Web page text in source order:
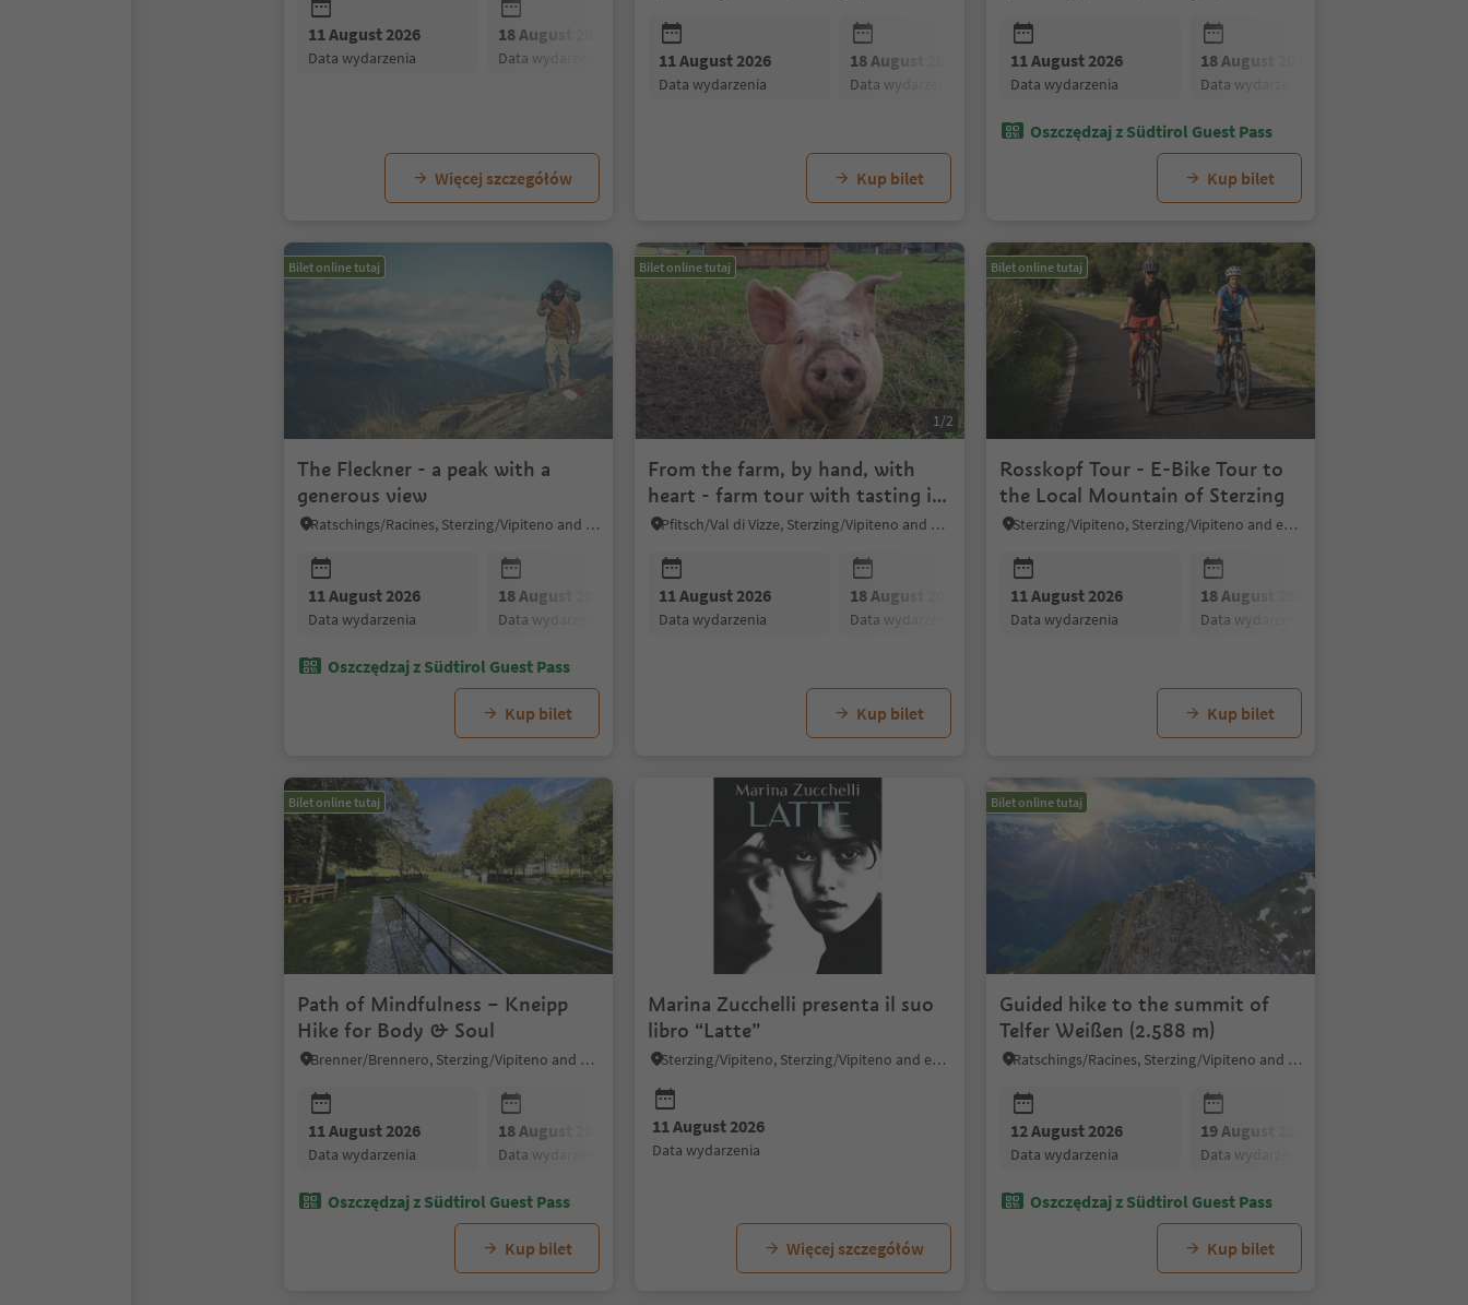
11 August 2026
data wydarzenia
18 August 2026
data wydarzenia data wydarzenia
Więcej szczegółów
11 August 2026
data wydarzenia
18 August 2026
data wydarzenia
25 August 2026
data wydarzenia
01 September 2026
data wydarzenia
Kup bilet
11 August 2026
data wydarzenia
18 August 2026
data wydarzenia
Oszczędzaj z Südtirol Guest Pass
Kup bilet
Bilet online tutaj
The Fleckner - a peak with a
generous view
Ratschings/Racines, Sterzing/Vipiteno and environs
11 August 2026
data wydarzenia
18 August 2026
data wydarzenia
25 August 2026
data wydarzenia
01 September 2026
data wydarzenia
08 September 2026
data wydarzenia
Oszczędzaj z Südtirol Guest Pass
Kup bilet
Bilet online tutaj
1/2
From the farm, by hand, with
heart - farm tour with tasting in
Pfitsch
Pfitsch/Val di Vizze, Sterzing/Vipiteno and environs
11 August 2026
data wydarzenia
18 August 2026
data wydarzenia
25 August 2026
data wydarzenia
01 September 2026
data wydarzenia
Kup bilet
Bilet online tutaj
Rosskopf Tour - E-Bike Tour to
the Local Mountain of Sterzing
Sterzing/Vipiteno, Sterzing/Vipiteno and environs
11 August 2026
data wydarzenia
18 August 2026
data wydarzenia
Kup bilet
Bilet online tutaj
Path of Mindfulness – Kneipp
Hike for Body & Soul
Brenner/Brennero, Sterzing/Vipiteno and environs
11 August 2026
data wydarzenia
18 August 2026
data wydarzenia
25 August 2026
data wydarzenia
01 September 2026 08 September 2026
data wydarzenia
Oszczędzaj z Südtirol Guest Pass
Kup bilet
Marina Zucchelli presenta il suo
libro “Latte”
Sterzing/Vipiteno, Sterzing/Vipiteno and environs
11 August 2026
data wydarzenia
Więcej szczegółów
Bilet online tutaj
Guided hike to the summit of
Telfer Weißen (2.588 m)
Ratschings/Racines, Sterzing/Vipiteno and environs
12 August 2026
data wydarzenia
19 August 2026
data wydarzenia
Oszczędzaj z Südtirol Guest Pass
Kup bilet